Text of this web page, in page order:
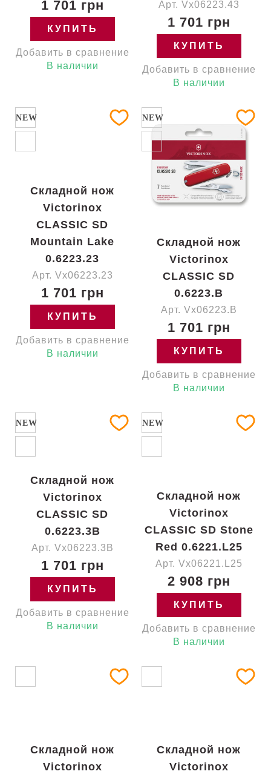
1 701 грн
КУПИТЬ
Добавить в сравнение
В наличии
Арт. Vx06223.43
1 701 грн
КУПИТЬ
Добавить в сравнение
В наличии
NEW
Складной нож
Victorinox
CLASSIC SD
Mountain Lake
0.6223.23
Арт. Vx06223.23
1 701 грн
КУПИТЬ
Добавить в сравнение
В наличии
NEW
Складной нож
Victorinox
CLASSIC SD
0.6223.B
Арт. Vx06223.B
1 701 грн
КУПИТЬ
Добавить в сравнение
В наличии
NEW
Складной нож
Victorinox
CLASSIC SD
0.6223.3B
Арт. Vx06223.3B
1 701 грн
КУПИТЬ
Добавить в сравнение
В наличии
NEW
Складной нож
Victorinox
CLASSIC SD Stone
Red 0.6221.L25
Арт. Vx06221.L25
2 908 грн
КУПИТЬ
Добавить в сравнение
В наличии
Складной нож
Victorinox
Складной нож
Victorinox